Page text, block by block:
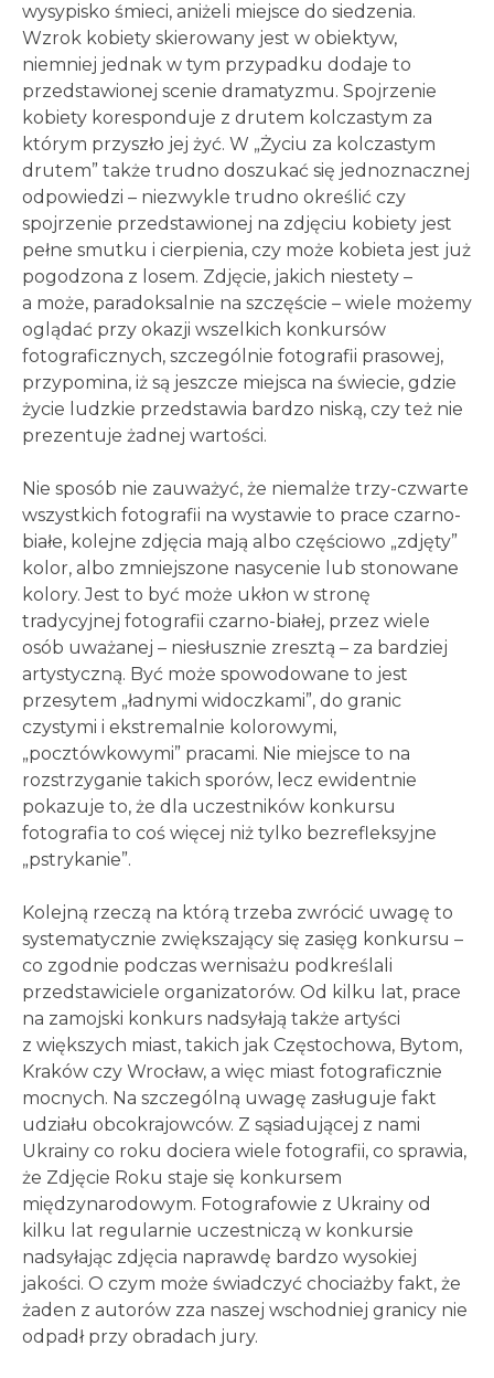
wysypisko śmieci, aniżeli miejsce do siedzenia.
Wzrok kobiety skierowany jest w obiektyw,
niemniej jednak w tym przypadku dodaje to
przedstawionej scenie dramatyzmu. Spojrzenie
kobiety koresponduje z drutem kolczastym za
którym przyszło jej żyć. W „Życiu za kolczastym
drutem” także trudno doszukać się jednoznacznej
odpowiedzi – niezwykle trudno określić czy
spojrzenie przedstawionej na zdjęciu kobiety jest
pełne smutku i cierpienia, czy może kobieta jest już
pogodzona z losem. Zdjęcie, jakich niestety –
a może, paradoksalnie na szczęście – wiele możemy
oglądać przy okazji wszelkich konkursów
fotograficznych, szczególnie fotografii prasowej,
przypomina, iż są jeszcze miejsca na świecie, gdzie
życie ludzkie przedstawia bardzo niską, czy też nie
prezentuje żadnej wartości.
Nie sposób nie zauważyć, że niemalże trzy-czwarte
wszystkich fotografii na wystawie to prace czarno-
białe, kolejne zdjęcia mają albo częściowo „zdjęty”
kolor, albo zmniejszone nasycenie lub stonowane
kolory. Jest to być może ukłon w stronę
tradycyjnej fotografii czarno-białej, przez wiele
osób uważanej – niesłusznie zresztą – za bardziej
artystyczną. Być może spowodowane to jest
przesytem „ładnymi widoczkami”, do granic
czystymi i ekstremalnie kolorowymi,
„pocztówkowymi” pracami. Nie miejsce to na
rozstrzyganie takich sporów, lecz ewidentnie
pokazuje to, że dla uczestników konkursu
fotografia to coś więcej niż tylko bezrefleksyjne
„pstrykanie”.
Kolejną rzeczą na którą trzeba zwrócić uwagę to
systematycznie zwiększający się zasięg konkursu –
co zgodnie podczas wernisażu podkreślali
przedstawiciele organizatorów. Od kilku lat, prace
na zamojski konkurs nadsyłają także artyści
z większych miast, takich jak Częstochowa, Bytom,
Kraków czy Wrocław, a więc miast fotograficznie
mocnych. Na szczególną uwagę zasługuje fakt
udziału obcokrajowców. Z sąsiadującej z nami
Ukrainy co roku dociera wiele fotografii, co sprawia,
że Zdjęcie Roku staje się konkursem
międzynarodowym. Fotografowie z Ukrainy od
kilku lat regularnie uczestniczą w konkursie
nadsyłając zdjęcia naprawdę bardzo wysokiej
jakości. O czym może świadczyć chociażby fakt, że
żaden z autorów zza naszej wschodniej granicy nie
odpadł przy obradach jury.